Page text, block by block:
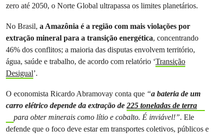
zero até 2050, o Norte Global ultrapassa os limites planetários.
No Brasil, a Amazônia é a região com mais violações por
extração mineral para a transição energética, concentrando
46% dos conflitos; a maioria das disputas envolvem território,
água, saúde e trabalho, de acordo com relatório ‘Transição
Desigual’.
O economista Ricardo Abramovay conta que “a bateria de um
carro elétrico depende da extração de225 toneladas de terra
para obter minerais como lítio e cobalto. É inviável!”. Ele
defende que o foco deve estar em transportes coletivos, públicos e